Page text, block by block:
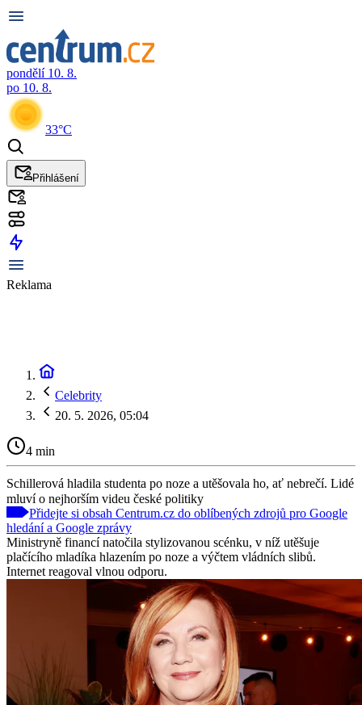
pondělí 10. 8.
po 10. 8.
33°C
Přihlášení
Reklama
Celebrity
20. 5. 2026, 05:04
4 min
Schillerová hladila studenta po noze a utěšovala ho, ať nebrečí. Lidé
mluví o nejhorším videu české politiky
Přidejte si obsah Centrum.cz do oblíbených zdrojů pro Google
hledání a Google zprávy
Ministryně financí natočila stylizovanou scénku, v níž utěšuje
plačícího mladíka hlazením po noze a výčtem vládních slibů.
Internet reagoval vlnou odporu.